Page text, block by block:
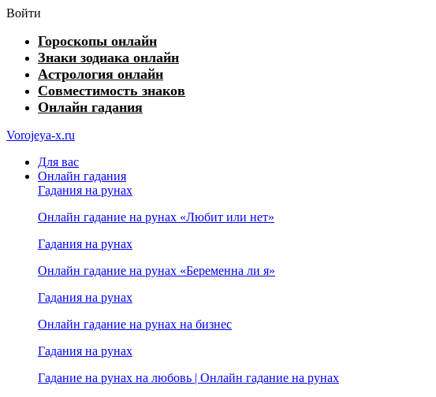
Войти
Гороскопы онлайн
Знаки зодиака онлайн
Астрология онлайн
Совместимость знаков
Онлайн гадания
Vorojeya-x.ru
Для вас
Онлайн гадания
Гадания на рунах
Онлайн гадание на рунах «Любит или нет»
Гадания на рунах
Онлайн гадание на рунах «Беременна ли я»
Гадания на рунах
Онлайн гадание на рунах на бизнес
Гадания на рунах
Гадание на рунах на любовь | Онлайн гадание на рунах